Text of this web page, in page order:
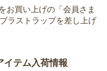
お買い上げの「会員さま
ラストラップを差し上げ
イテム入荷情報